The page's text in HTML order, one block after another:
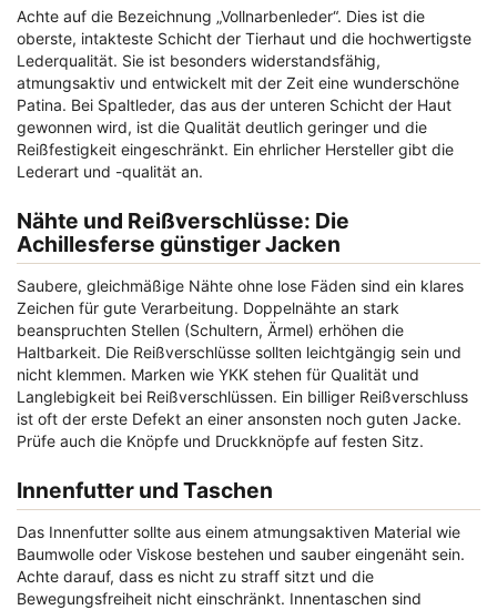
Achte auf die Bezeichnung „Vollnarbenleder“. Dies ist die
oberste, intakteste Schicht der Tierhaut und die hochwertigste
Lederqualität. Sie ist besonders widerstandsfähig,
atmungsaktiv und entwickelt mit der Zeit eine wunderschöne
Patina. Bei Spaltleder, das aus der unteren Schicht der Haut
gewonnen wird, ist die Qualität deutlich geringer und die
Reißfestigkeit eingeschränkt. Ein ehrlicher Hersteller gibt die
Lederart und -qualität an.
Nähte und Reißverschlüsse: Die
Achillesferse günstiger Jacken
Saubere, gleichmäßige Nähte ohne lose Fäden sind ein klares
Zeichen für gute Verarbeitung. Doppelnähte an stark
beanspruchten Stellen (Schultern, Ärmel) erhöhen die
Haltbarkeit. Die Reißverschlüsse sollten leichtgängig sein und
nicht klemmen. Marken wie YKK stehen für Qualität und
Langlebigkeit bei Reißverschlüssen. Ein billiger Reißverschluss
ist oft der erste Defekt an einer ansonsten noch guten Jacke.
Prüfe auch die Knöpfe und Druckknöpfe auf festen Sitz.
Innenfutter und Taschen
Das Innenfutter sollte aus einem atmungsaktiven Material wie
Baumwolle oder Viskose bestehen und sauber eingenäht sein.
Achte darauf, dass es nicht zu straff sitzt und die
Bewegungsfreiheit nicht einschränkt. Innentaschen sind